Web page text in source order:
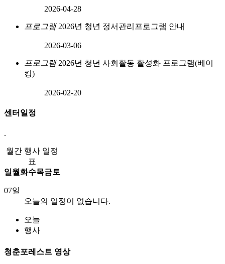
2026-04-28
프로그램 2026년 청년 정서관리프로그램 안내
2026-03-06
프로그램 2026년 청년 사회활동 활성화 프로그램(베이
킹)
2026-02-20
센터일정
.
월간 행사 일정
표
일 월화수목금토
07일
오늘의 일정이 없습니다.
오늘
행사
청춘포레스트 영상